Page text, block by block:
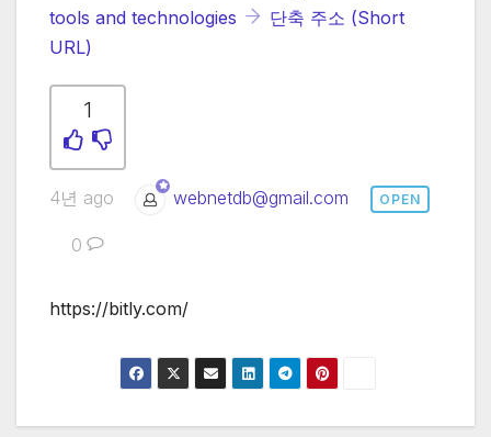
tools and technologies
단축 주소 (Short
URL)
1
4년 ago webnetdb@gmail.com OPEN
0
https://bitly.com/